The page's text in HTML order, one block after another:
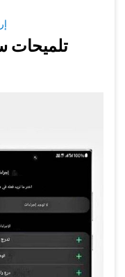
تلميحات